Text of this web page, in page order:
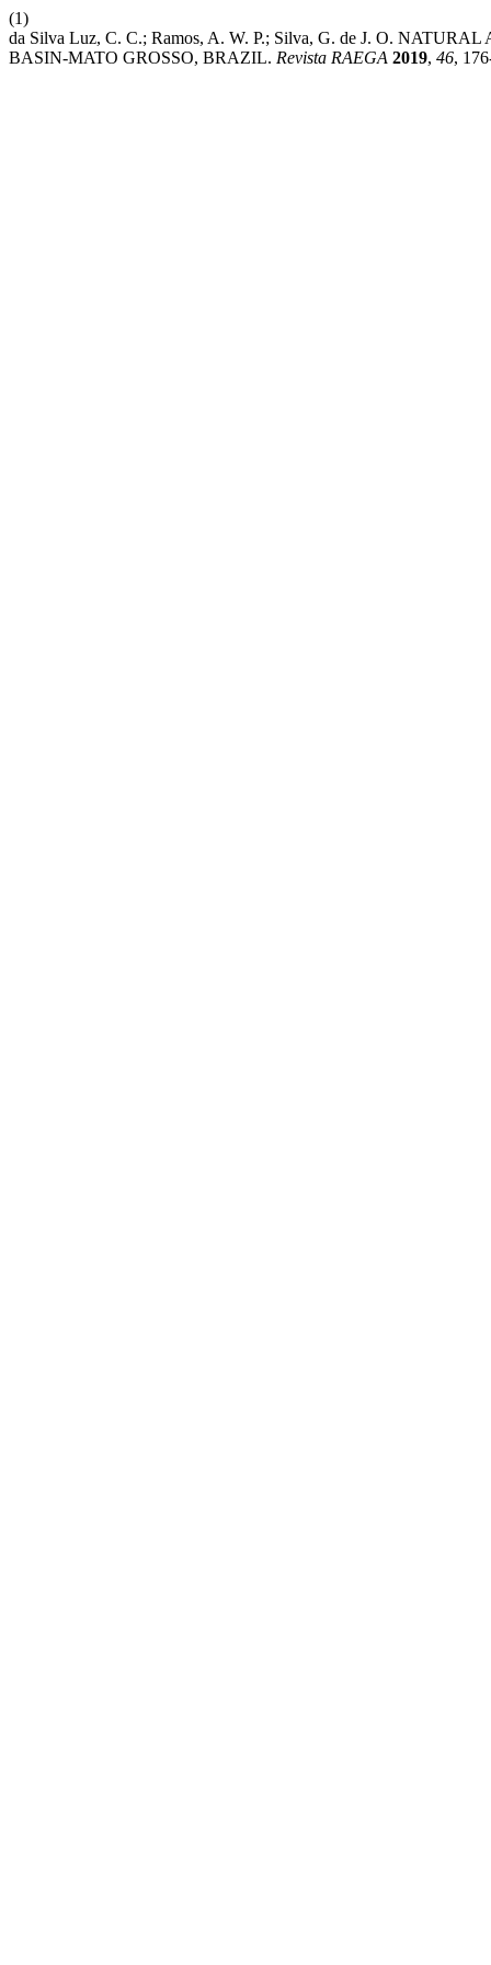
(1)
da Silva Luz, C. C.; Ramos, A. W. P.; Silva, G. de J. O.
BASIN-MATO GROSSO, BRAZIL. Revista RAEGA 2019, 46,